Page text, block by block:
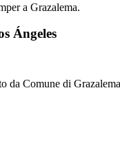
a Grazalema.
Ángeles
da Comune di Grazalema